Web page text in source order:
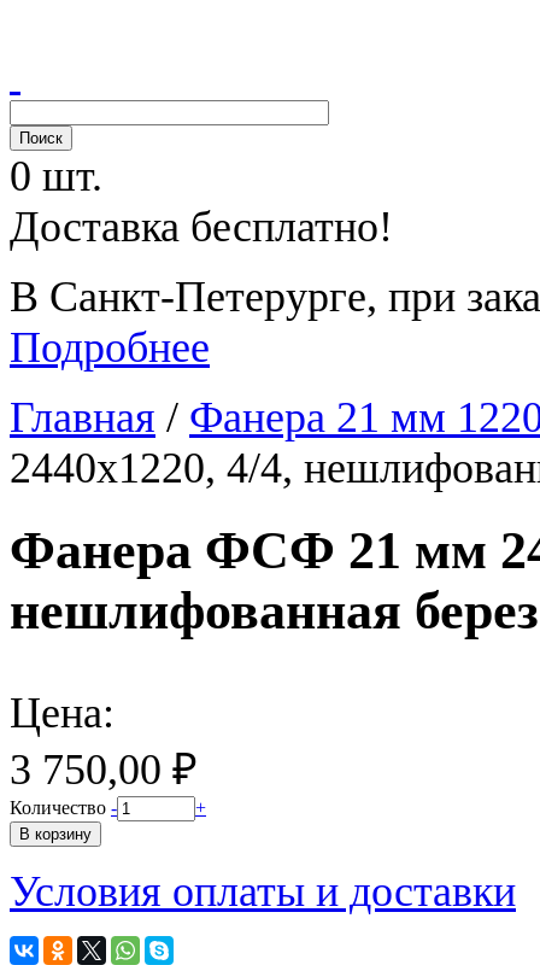
0 шт.
Доставка бесплатно!
В Санкт-Петерурге, при
Подробнее
Главная / Фанера 21 мм
2440х1220, 4/4,
Фанера ФСФ 21 мм
нешлифованная
Цена:
3 750,00 ₽
Количество - +
Условия оплаты и доставки